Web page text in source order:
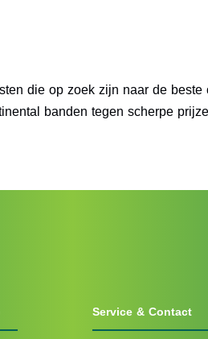
die op zoek zijn naar de
banden tegen scherpe
Service & Contact